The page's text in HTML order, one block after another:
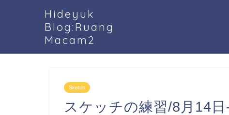
Hideyuk
Blog:Ruang
Macam2
Sketch
スケッチの練習/8月14日